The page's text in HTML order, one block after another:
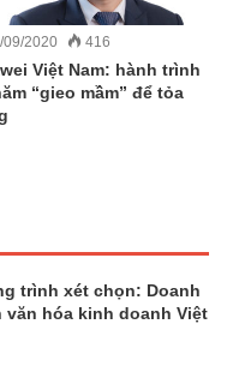
09/2020 416
Việt Nam: hành trình
“gieo mầm” để tỏa
trình xét chọn: Doanh
văn hóa kinh doanh Việt